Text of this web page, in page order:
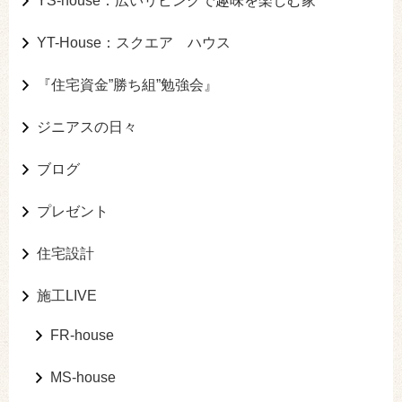
YT-House：スクエア ハウス
『住宅資金”勝ち組”勉強会』
ジニアスの日々
ブログ
プレゼント
住宅設計
施工LIVE
FR-house
MS-house